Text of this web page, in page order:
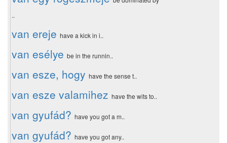
..
van ereje have a kick in i..
van esélye be in the runnin..
van esze, hogy have the sense t..
van esze valamihez have the wits to..
van gyufád? have you got a m..
van gyufád? have you got any..